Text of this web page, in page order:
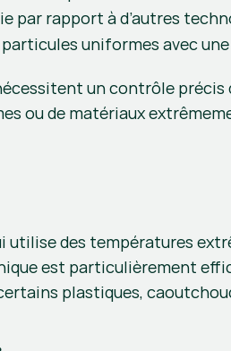
par rapport à d’autres
uniformes avec
un contrôle
ou de matériaux
des températures
est particulièrement
plastiques,